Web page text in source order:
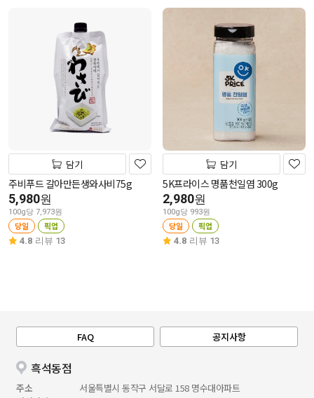
담기
주비푸드 갈아만든생와사비75g
5,980원
100g당 7,973원
당일 픽업
4.8 리뷰 13
담기
5K프라이스 명품천일염 300g
2,980원
100g당 993원
당일 픽업
4.8 리뷰 13
FAQ 공지사항
흑석동점
주소
서울특별시 동작구 서달로 158 명수대아파트